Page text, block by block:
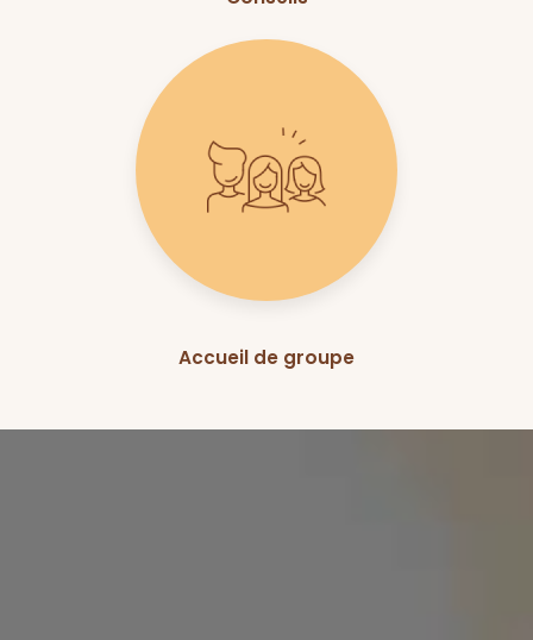
Accueil de groupe